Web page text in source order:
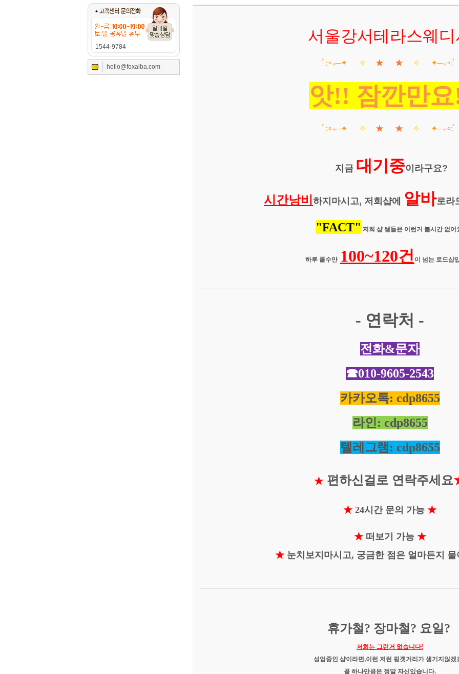
1544-9784
hello@foxalba.com
서울강서테라스웨
ﾟ:∘₊─✦ ✧ ★ ★ ✧ ✦─₊∘:ﾟ
앗!! 잠깐만
ﾟ:∘₊─✦ ✧ ★ ★ ✧ ✦─₊∘:ﾟ
지금 대기중이라구요?
시간낭비 하지마시고, 저희샵에 알바로라
"FACT" 저희 샵 쌤들은 이런거 볼시간 없어
하루 콜수만 100~120건 이 넘는 로드샵
- 연락처 -
전화&문자
☎010-9605-2543
카카오톡: cdp8655
라인: cdp8655
텔레그램: cdp8655
★ 편하신걸로 연락주세요
★ 24시간 문의 가능 ★
★ 떠보기 가능★
★눈치보지마시고, 궁금한 점은 얼마든지 물
휴가철? 장마철? 요일?
저희는 그런거 없습니다!
성업중인 샵이라면,이런 저런 핑곗거리가 생기지않겠
콜 하나만큼은 정말 자신있습니다.